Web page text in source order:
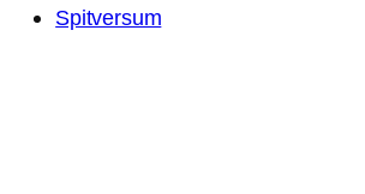
Spitversum